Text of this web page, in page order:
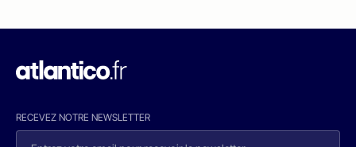
RECEVEZ NOTRE NEWSLETTER